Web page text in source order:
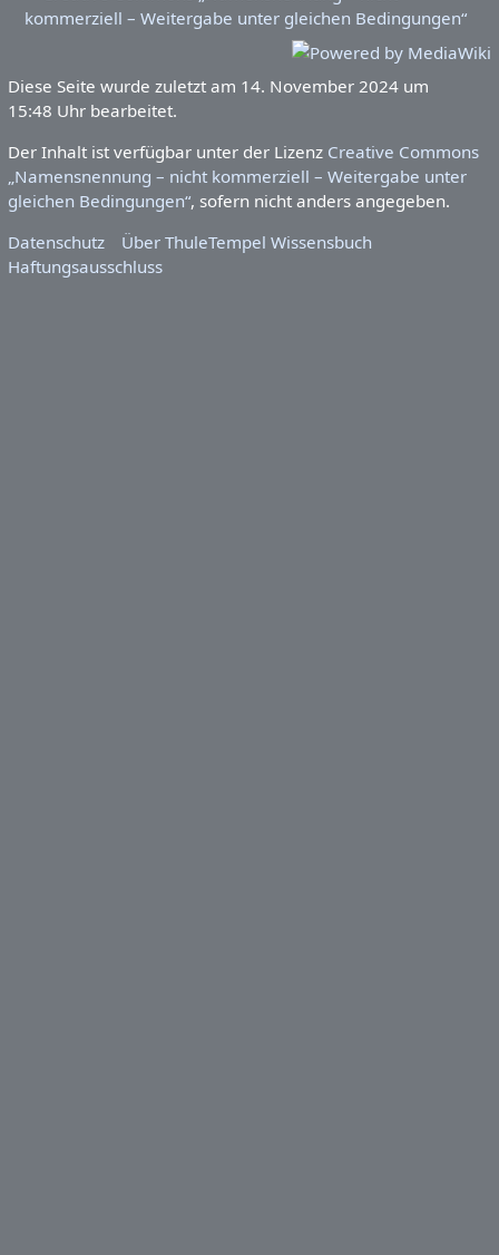
Diese Seite wurde zuletzt am 14. November 2024 um
15:48 Uhr bearbeitet.
Der Inhalt ist verfügbar unter der Lizenz Creative Commons
„Namensnennung – nicht kommerziell – Weitergabe unter
gleichen Bedingungen“, sofern nicht anders angegeben.
Datenschutz
Über ThuleTempel Wissensbuch
Haftungsausschluss